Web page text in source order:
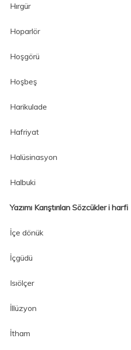
Hırgür
Hoparlör
Hoşgörü
Hoşbeş
Harikulade
Hafriyat
Halüsinasyon
Halbuki
Yazımı Karıştırılan Sözcükler i harfi
İçe dönük
İçgüdü
Isıölçer
İllüzyon
İtham